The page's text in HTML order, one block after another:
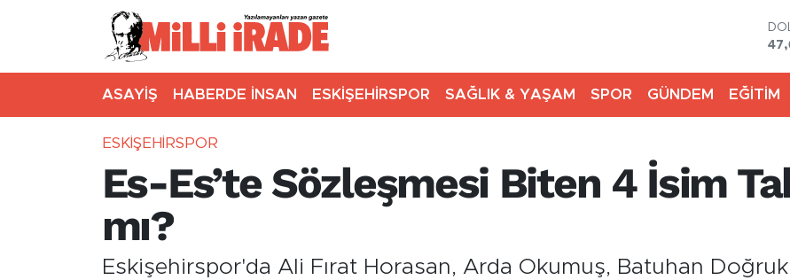
ASAYİŞ HABERDE İNSAN ESKİŞEHİRSPOR SAĞLIK & YAŞAM SPOR GÜNDEM EĞİTİM
ESKİŞEHİRSPOR
Es-Es’te Sözleşmesi Biten 4 İsim
mı?
Eskişehirspor'da Ali Fırat Horasan, Arda Okumuş, Batuhan